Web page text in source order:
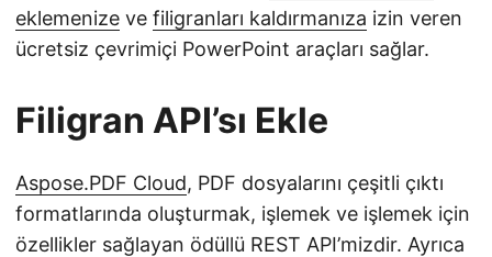
eklemenize ve filigranları kaldırmanıza izin veren
ücretsiz çevrimiçi PowerPoint araçları sağlar.
Filigran API’sı Ekle
Aspose.PDF Cloud, PDF dosyalarını çeşitli çıktı
formatlarında oluşturmak, işlemek ve işlemek için
özellikler sağlayan ödüllü REST API’mizdir. Ayrıca